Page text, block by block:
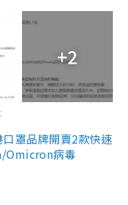
+2
罩品牌開賣2款快速
Omicron病毒